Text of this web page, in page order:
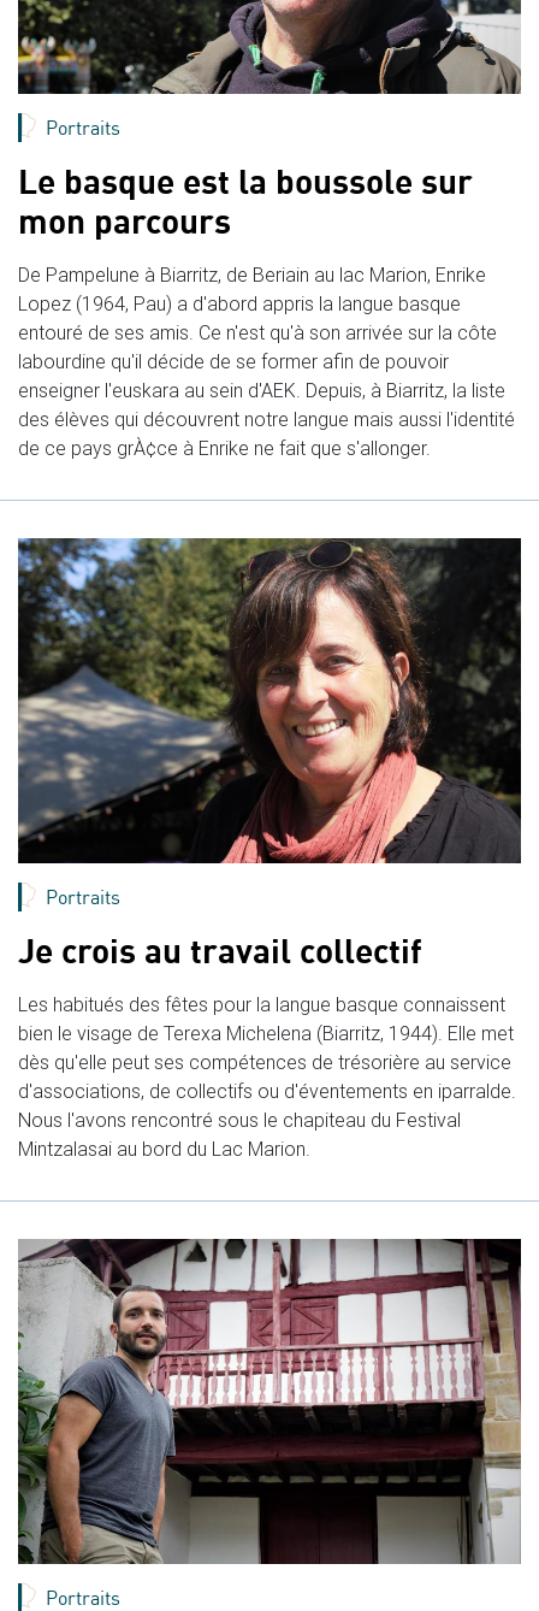
Portraits
Le basque est la boussole sur
mon parcours
De Pampelune à Biarritz, de Beriain au lac Marion, Enrike
Lopez (1964, Pau) a d'abord appris la langue basque
entouré de ses amis. Ce n'est qu'à son arrivée sur la côte
labourdine qu'il décide de se former afin de pouvoir
enseigner l'euskara au sein d'AEK. Depuis, à Biarritz, la liste
des élèves qui découvrent notre langue mais aussi l'identité
de ce pays grÀ¢ce à Enrike ne fait que s'allonger.
Portraits
Je crois au travail collectif
Les habitués des fêtes pour la langue basque connaissent
bien le visage de Terexa Michelena (Biarritz, 1944). Elle met
dès qu'elle peut ses compétences de trésorière au service
d'associations, de collectifs ou d'éventements en iparralde.
Nous l'avons rencontré sous le chapiteau du Festival
Mintzalasai au bord du Lac Marion.
Portraits